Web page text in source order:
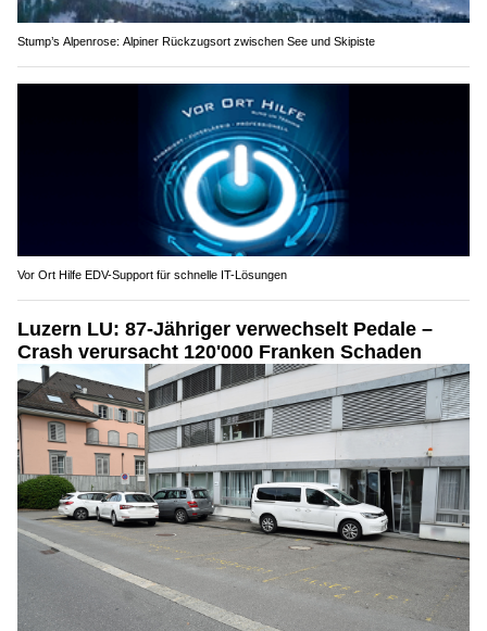
Stump’s Alpenrose: Alpiner Rückzugsort zwischen See und Skipiste
Vor Ort Hilfe EDV-Support für schnelle IT-Lösungen
Luzern LU: 87-Jähriger verwechselt Pedale –
Crash verursacht 120'000 Franken Schaden